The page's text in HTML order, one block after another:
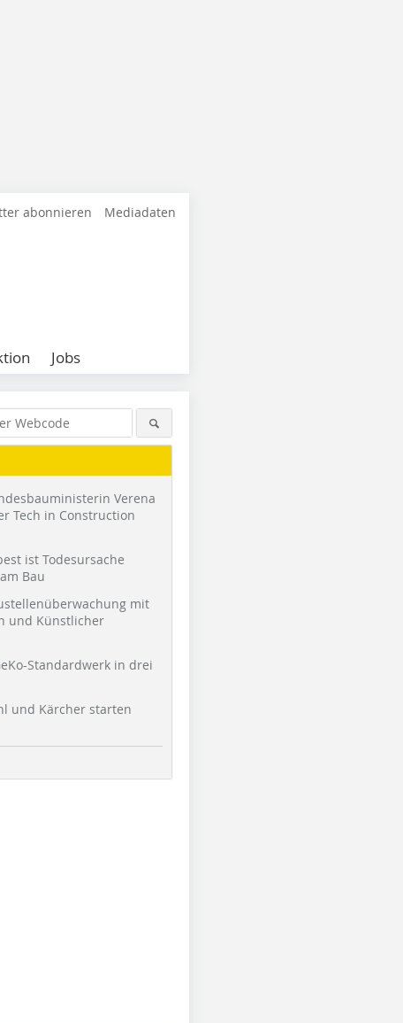
abonnieren Mediadaten
Jobs
Architekturwerkstatt
Verena
Tech in Construction
ist Todesursache
Bau
mit
und Künstlicher
Standardwerk in drei
und Kärcher starten